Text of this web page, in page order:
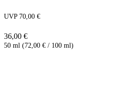
UVP 70,00 €
36,00 €
50 ml (72,00 € / 100 ml)